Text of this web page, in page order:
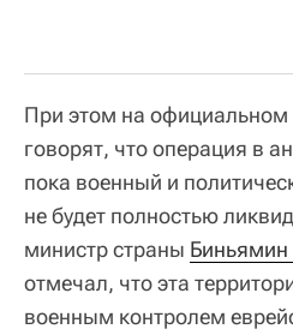
При этом на официальном
говорят, что операция в
пока военный и
не будет полностью
министр страны Биньямин
отмечал, что эта
военным контролем